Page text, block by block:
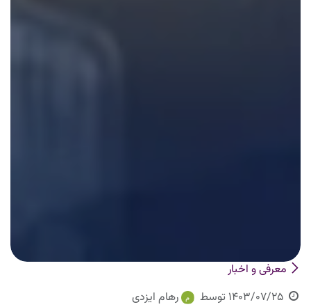
معرفی و اخبار
1403/07/25 توسط رهام ایزدی